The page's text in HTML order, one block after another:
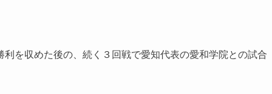
を収めた後の、続く３回戦で愛知代表の愛和学院との試合